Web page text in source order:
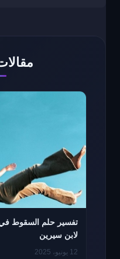
تفسير حلم السقوط في
لابن سيرين
12 يونيو، 2025